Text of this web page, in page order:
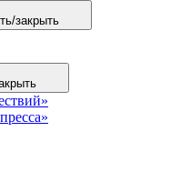
закрыть